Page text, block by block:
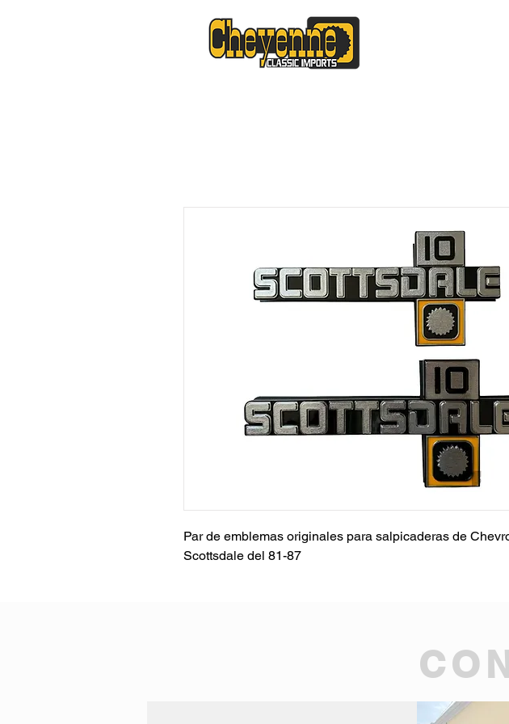
Par de emblemas originales para salpicaderas de
Scottsdale del 81-87